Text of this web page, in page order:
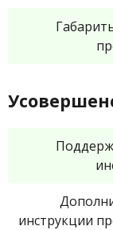
инструкции